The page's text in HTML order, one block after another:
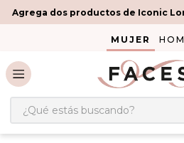
Agrega dos productos de Iconic
MUJER
¿Qué estás buscando?